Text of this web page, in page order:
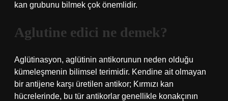
kan grubunu bilmek çok önemlidir.
Aglutine edici ne demek?
Aglütinasyon, aglütinin antikorunun neden olduğu
kümeleşmenin bilimsel terimidir. Kendine ait olmayan
bir antijene karşı üretilen antikor; Kırmızı kan
hücrelerinde, bu tür antikorlar genellikle konakçının